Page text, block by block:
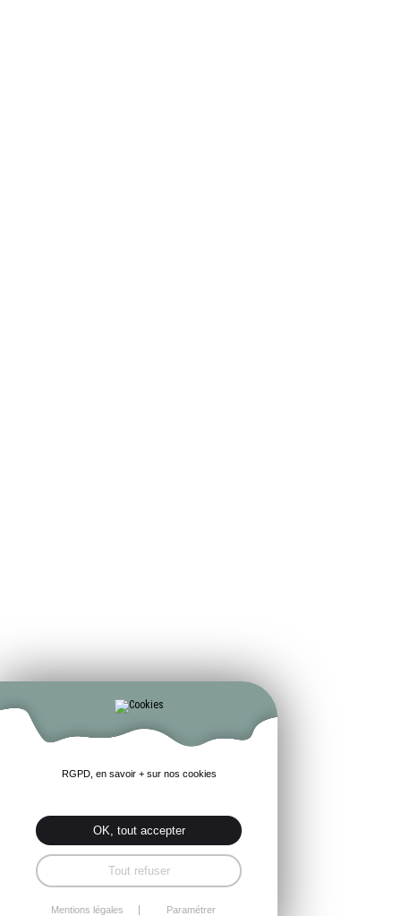
RGPD, en savoir + sur nos cookies
OK, tout accepter
Tout refuser
Mentions légales Paramétrer